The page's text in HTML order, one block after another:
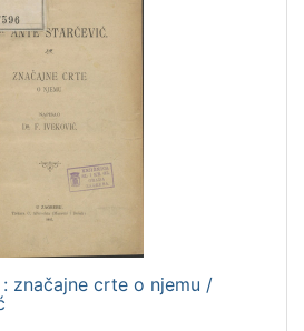
značajne crte o njemu /